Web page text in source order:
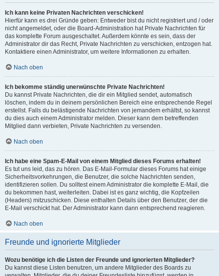
Ich kann keine Privaten Nachrichten verschicken!
Hierfür kann es drei Gründe geben: Entweder bist du nicht registriert und / oder
nicht angemeldet, oder die Board-Administration hat Private Nachrichten für
das komplette Forum ausgeschaltet. Außerdem könnte es sein, dass der
Administrator dir das Recht, Private Nachrichten zu verschicken, entzogen hat.
Kontaktiere einen Administrator, um weitere Informationen zu erhalten.
Nach oben
Ich bekomme ständig unerwünschte Private Nachrichten!
Du kannst Private Nachrichten, die dir ein Mitglied sendet, automatisch
löschen, indem du in deinem persönlichen Bereich eine entsprechende Regel
erstellst. Falls du belästigende Nachrichten von jemandem erhältst, so kannst
du dies auch einem Administrator melden. Dieser kann dem betreffenden
Mitglied dann verbieten, Private Nachrichten zu versenden.
Nach oben
Ich habe eine Spam-E-Mail von einem Mitglied dieses Forums erhalten!
Es tut uns leid, das zu hören. Das E-Mail-Formular dieses Forums hat einige
Sicherheitsvorkehrungen, die Benutzer, die solche Nachrichten senden,
identifizieren sollen. Du solltest einem Administrator die komplette E-Mail, die
du bekommen hast, weiterleiten. Dabei ist es ganz wichtig, die Kopfzeilen
(Headers) mitzuschicken. Diese enthalten Details über den Benutzer, der die
E-Mail verschickt hat. Der Administrator kann dann entsprechend reagieren.
Nach oben
Freunde und ignorierte Mitglieder
Wozu benötige ich die Listen der Freunde und ignorierten Mitglieder?
Du kannst diese Listen benutzen, um andere Mitglieder des Boards zu